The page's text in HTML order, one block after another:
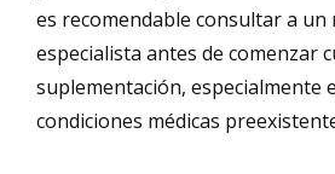
es recomendable consultar a un
especialista antes de comenzar
suplementación, especialmente
condiciones médicas